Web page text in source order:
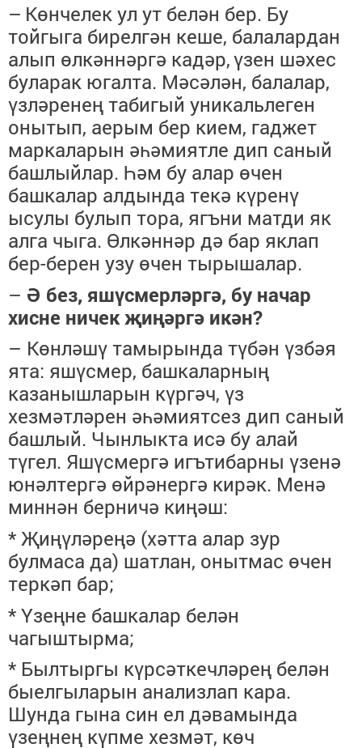
– Көнчелекул ут белән бер. Бу
тойгыга бирелгән кеше, балалардан
алып өлкәннәргә кадәр,үзен шәхес
буларак югалта. Мәсәлән, балалар,
үзләренең табигый уникальлеген
онытып, аерым бер кием, гаджет
маркаларын әһәмиятле дип саный
башлыйлар. Һәм бу алар өчен
башкалар алдында текә күренү
ысулы булып тора, ягъни матди як
алга чыга. Өлкәннәр дә бар яклап
бер-берен узу өчен тырышалар.
– Ә без, яшүсмерләргә, бу начар
хисне ничек җиңәргә икән?
– Көнләшү тамырында түбән үзбәя
ята: яшүсмер, башкаларның
казанышларын күргәч, үз
хезмәтләрен әһәмиятсез дип саный
башлый. Чынлыкта исә бу алай
түгел. Яшүсмергә игътибарны үзенә
юнәлтергә өйрәнергә кирәк. Менә
миннән берничә киңәш:
* Җиңүләреңә (хәтта алар зур
булмаса да) шатлан, онытмас өчен
теркәп бар;
* Үзеңне башкалар белән
чагыштырма;
* Былтыргы күрсәткечләрең белән
быелгыларын анализлап кара.
Шунда гына син ел дәвамында
үзеңнең күпме хезмәт, көч